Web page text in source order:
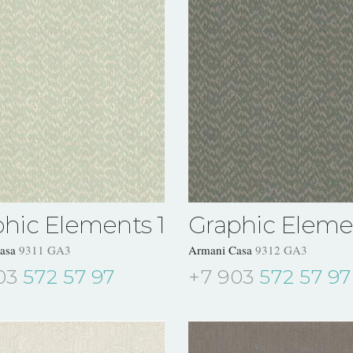
Elements 1
9311 GA3
572 57 97
Graphic
Armani Casa 9312 GA3
+7 903 572 57 97